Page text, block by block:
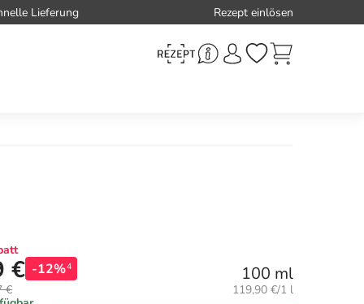
Lieferung Rezept einlösen
€ -12%4
€
100 ml
Grundpreis:
119,90 €/1 l